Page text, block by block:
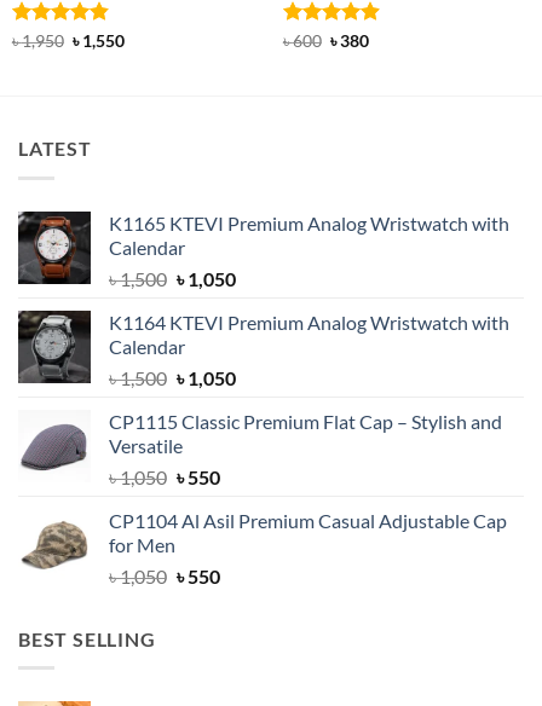
Rated 4.83
৳1,950 Original
price
৳1,550Current
Rated4.92
৳600 Original
৳380Current
LATEST
K1165 KTEVI Premium Analog Wristwatch with
Calendar
৳1,500 Original
was:
৳ 1,500.
৳1,050Current
is:
K1164 KTEVI Premium Analog Wristwatch with
Calendar
৳1,500 Original
was:
৳ 1,500.
৳1,050Current
is:
CP1115 Classic Premium Flat Cap – Stylish and
Versatile
৳1,050 Original
was:
৳550Current
is:
CP1104 Al Asil Premium Casual Adjustable Cap
for Men
৳1,050 Original
৳550Current
BEST SELLING